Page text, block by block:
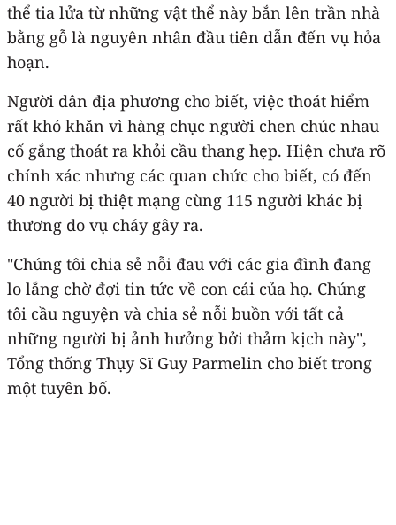
thể tia lửa từ những vật thể này bắn lên trần nhà
bằng gỗ là nguyên nhân đầu tiên dẫn đến vụ hỏa
hoạn.
Người dân địa phương cho biết, việc thoát hiểm
rất khó khăn vì hàng chục người chen chúc nhau
cố gắng thoát ra khỏi cầu thang hẹp. Hiện chưa rõ
chính xác nhưng các quan chức cho biết, có đến
40 người bị thiệt mạng cùng 115 người khác bị
thương do vụ cháy gây ra.
"Chúng tôi chia sẻ nỗi đau với các gia đình đang
lo lắng chờ đợi tin tức về con cái của họ. Chúng
tôi cầu nguyện và chia sẻ nỗi buồn với tất cả
những người bị ảnh hưởng bởi thảm kịch này",
Tổng thống Thụy Sĩ Guy Parmelin cho biết trong
một tuyên bố.